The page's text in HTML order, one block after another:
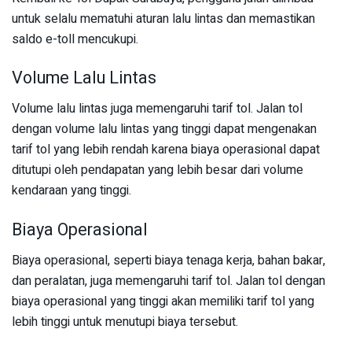
untuk selalu mematuhi aturan lalu lintas dan memastikan
saldo e-toll mencukupi.
Volume Lalu Lintas
Volume lalu lintas juga memengaruhi tarif tol. Jalan tol
dengan volume lalu lintas yang tinggi dapat mengenakan
tarif tol yang lebih rendah karena biaya operasional dapat
ditutupi oleh pendapatan yang lebih besar dari volume
kendaraan yang tinggi.
Biaya Operasional
Biaya operasional, seperti biaya tenaga kerja, bahan bakar,
dan peralatan, juga memengaruhi tarif tol. Jalan tol dengan
biaya operasional yang tinggi akan memiliki tarif tol yang
lebih tinggi untuk menutupi biaya tersebut.